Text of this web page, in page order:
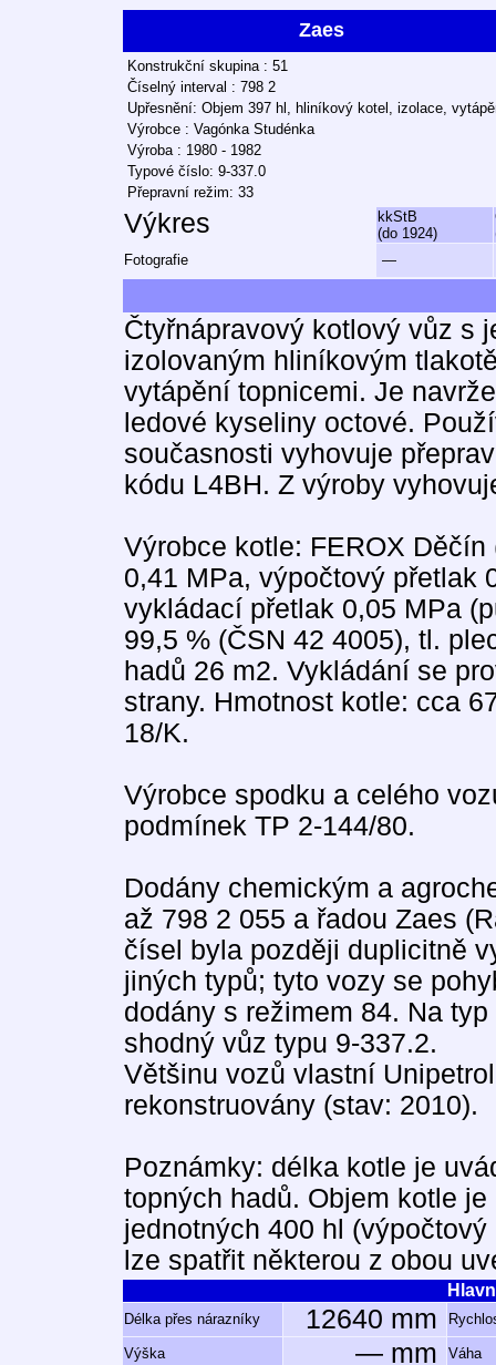
Zaes
Konstrukční skupina : 51
Číselný interval : 798 2
Upřesnění: Objem 397 hl, hliníkový kotel, izolace,
Výrobce : Vagónka Studénka
Výroba : 1980 - 1982
Typové číslo: 9-337.0
Přepravní režim: 33
Výkres
kkStB
(do 1924)
Fotografie
—
Čtyřnápravový kotlový vůz s
izolovaným hliníkovým
vytápění topnicemi. Je
ledové kyseliny octové.
současnosti vyhovuje
kódu L4BH. Z výroby
Výrobce kotle: FEROX
0,41 MPa, výpočtový přetlak
vykládací přetlak 0,05 MPa
99,5 % (ČSN 42 4005), tl.
hadů 26 m2. Vykládání se
strany. Hmotnost kotle: cca
18/K.
Výrobce spodku a celého
podmínek TP 2-144/80.
Dodány chemickým a
až 798 2 055 a řadou Zaes
čísel byla později duplicitně
jiných typů; tyto vozy se
dodány s režimem 84. Na
shodný vůz typu 9-337.2.
Většinu vozů vlastní
rekonstruovány (stav: 2010).
Poznámky: délka kotle je
topných hadů. Objem kotle
jednotných 400 hl
lze spatřit některou z obou
Délka přes nárazníky 12640 mm
Výška — mm Váha